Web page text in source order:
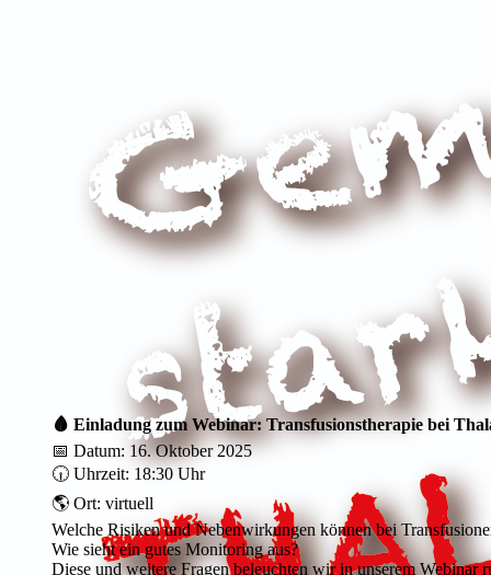
🩸 Einladung zum Webinar: Transfusionstherapie bei
📅 Datum: 16. Oktober 2025
🕡 Uhrzeit: 18:30 Uhr
🌎 Ort: virtuell
Welche Risiken und Nebenwirkungen können bei
Wie sieht ein gutes Monitoring aus?
Diese und weitere Fragen beleuchten wir in unserem Webinar